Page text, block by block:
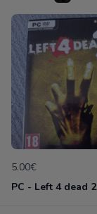
5.00€
PC - Left 4 dead 2